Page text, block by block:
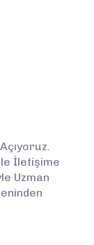
İletişime
Uzman